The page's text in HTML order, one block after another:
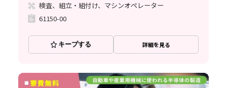
検査、組立・組付け、マシンオペレーター
61150-00
キープする 詳細を見る